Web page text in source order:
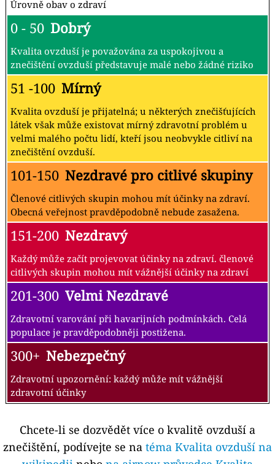
Úrovně obav o zdraví
0 - 50 Dobrý
Kvalita ovzduší je považována za uspokojivou a
znečištění ovzduší představuje malé nebo žádné riziko
51 -100 Mírný
Kvalita ovzduší je přijatelná; u některých znečišťujících
látek však může existovat mírný zdravotní problém u
velmi malého počtu lidí, kteří jsou neobvykle citliví na
znečištění ovzduší.
101-150 Nezdravé pro citlivé skupiny
Členové citlivých skupin mohou mít účinky na zdraví.
Obecná veřejnost pravděpodobně nebude zasažena.
151-200 Nezdravý
Každý může začít projevovat účinky na zdraví. členové
citlivých skupin mohou mít vážnější účinky na zdraví
201-300 Velmi Nezdravé
Zdravotní varování při havarijních podmínkách. Celá
populace je pravděpodobněji postižena.
300+ Nebezpečný
Zdravotní upozornění: každý může mít vážnější
zdravotní účinky
Chcete-li se dozvědět více o kvalitě ovzduší a
znečištění, podívejte se na téma Kvalita ovzduší na